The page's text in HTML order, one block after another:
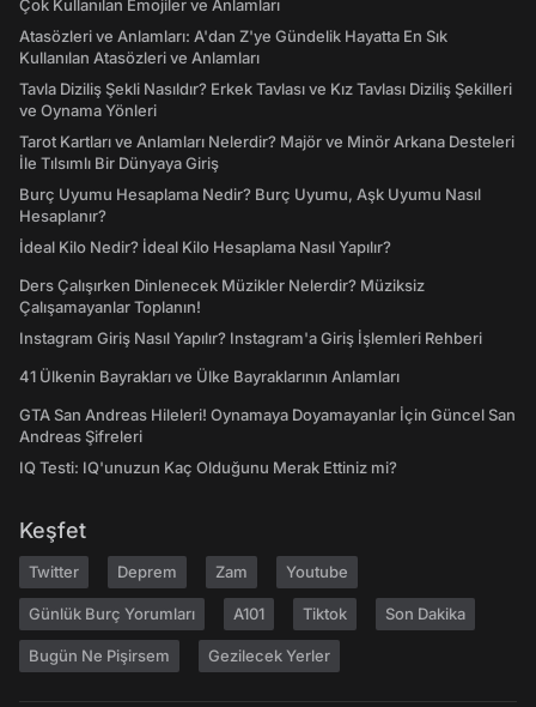
Çok Kullanılan Emojiler ve Anlamları
Atasözleri ve Anlamları: A'dan Z'ye Gündelik Hayatta En Sık
Kullanılan Atasözleri ve Anlamları
Tavla Diziliş Şekli Nasıldır? Erkek Tavlası ve Kız Tavlası Diziliş Şekilleri
ve Oynama Yönleri
Tarot Kartları ve Anlamları Nelerdir? Majör ve Minör Arkana Desteleri
İle Tılsımlı Bir Dünyaya Giriş
Burç Uyumu Hesaplama Nedir? Burç Uyumu, Aşk Uyumu Nasıl
Hesaplanır?
İdeal Kilo Nedir? İdeal Kilo Hesaplama Nasıl Yapılır?
Ders Çalışırken Dinlenecek Müzikler Nelerdir? Müziksiz
Çalışamayanlar Toplanın!
Instagram Giriş Nasıl Yapılır? Instagram'a Giriş İşlemleri Rehberi
41 Ülkenin Bayrakları ve Ülke Bayraklarının Anlamları
GTA San Andreas Hileleri! Oynamaya Doyamayanlar İçin Güncel San
Andreas Şifreleri
IQ Testi: IQ'unuzun Kaç Olduğunu Merak Ettiniz mi?
Keşfet
Twitter Deprem Zam Youtube
Günlük Burç Yorumları A101 Tiktok Son Dakika
Bugün Ne Pişirsem Gezilecek Yerler